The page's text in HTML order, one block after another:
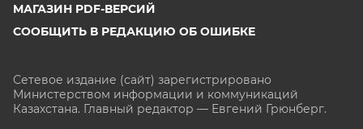
МАГАЗИН PDF-ВЕРСИЙ
СООБЩИТЬ В РЕДАКЦИЮ ОБ ОШИБКЕ
Сетевое издание (сайт) зарегистрировано
Министерством информации и коммуникаций
Казахстана. Главный редактор — Евгений Грюнберг.